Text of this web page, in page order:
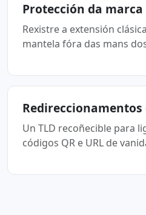
Protección da marca
Rexistre a extensión
mantela fóra das mans
Un TLD recoñecible para
códigos QR e URL de